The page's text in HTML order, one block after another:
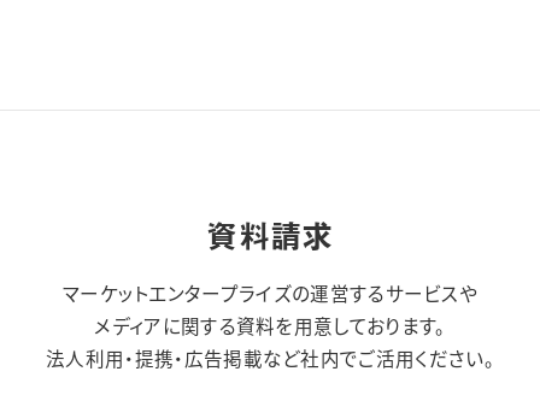
資料請求
マーケットエンタープライズの運営するサービスや
メディアに関する資料を用意しております。
法人利用・提携・広告掲載など社内でご活用ください。